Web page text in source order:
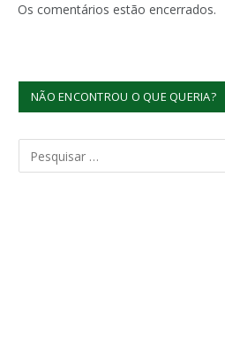
Os comentários estão encerrados.
NÃO ENCONTROU O QUE QUERIA?